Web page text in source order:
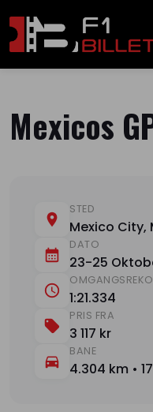
Mexicos
STED
Mexico City,
DATO
23-25
1:21.334
PRIS FRA
3 117 kr
BANE
4.304 km •